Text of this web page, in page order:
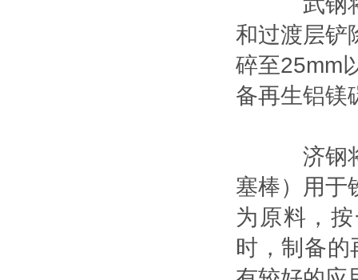
和过渡层铲
碎至25mm
备再生铝镁
济钢将
塞棒）用于
为原料，
时，制备